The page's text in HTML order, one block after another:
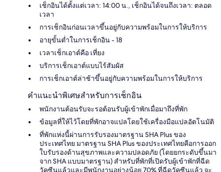
เช็กอินได้ตั้งแต่เวลา: 14:00 น., เช็กอินได้จนถึงเวลา: ตลอด
เวลา
การเช็กอินก่อนเวลาขึ้นอยู่กับความพร้อมในการให้บริการ
อายุขั้นต่ำในการเช็กอิน - 18
เวลาเช็กเอาต์คือ เที่ยง
บริการเช็กเอาต์แบบไร้สัมผัส
การเช็กเอาต์ล่าช้าขึ้นอยู่กับความพร้อมในการให้บริการ
คำแนะนำพิเศษสำหรับการเช็กอิน
พนักงานต้อนรับจะรอต้อนรับผู้เข้าพักเมื่อมาถึงที่พัก
ข้อมูลที่ให้ไว้โดยที่พักอาจแปลโดยใช้เครื่องมือแปลอัตโนมัติ
ที่พักแห่งนี้ผ่านการรับรองมาตรฐาน SHA Plus ของ
ประเทศไทย มาตรฐาน SHA Plus ของประเทศไทยคือการออก
ใบรับรองด้านสุขภาพและความปลอดภัย (โดยยกระดับขึ้นมา
จาก SHA แบบมาตรฐาน) สำหรับที่พักที่เปิดรับผู้เข้าพักที่ฉีด
วัคซีนแล้วและมีพนักงานอย่างน้อย 70% ที่ฉีดวัคซีนแล้ว จะ